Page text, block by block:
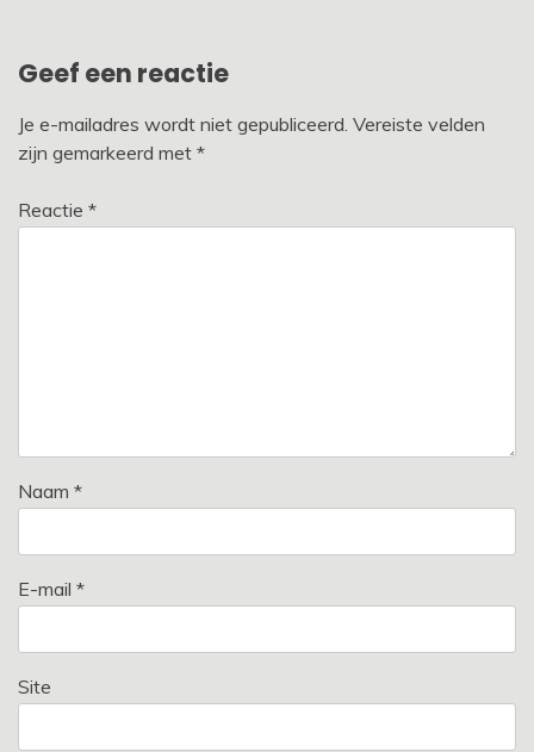
Geef een reactie
Je e-mailadres wordt niet gepubliceerd. Vereiste velden
zijn gemarkeerd met *
Reactie *
Naam *
E-mail *
Site